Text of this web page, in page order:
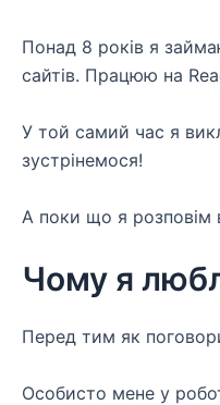
Понад 8 років я
сайтів. Працюю на
У той самий час я
зустрінемося!
А поки що я розповім
Чому я
Перед тим як
Особисто мене у